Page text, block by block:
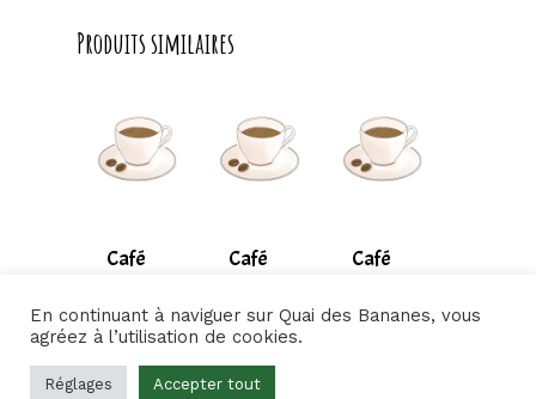
Produits similaires
Café
2,50€
2,50
Café
3,00€
3,00
Café
4,00€
4,00
En continuant à naviguer sur Quai des Bananes, vous
agréez à l’utilisation de cookies.
Réglages Accepter tout